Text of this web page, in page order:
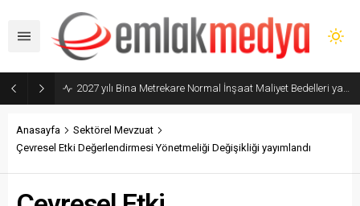
Mimarlık Ve Mühendislik Projelerinin Elektronik Ortamda Teslimi Ve Yönetilmesi Hakkında Yönetmelik yayımlandı
Anasayfa
Sektörel Mevzuat
Çevresel Etki Değerlendirmesi Yönetmeliği Değişikliği yayımlandı